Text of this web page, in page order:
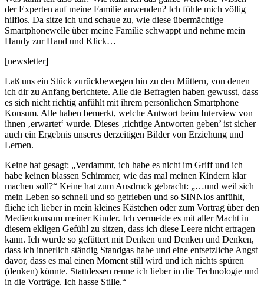
der Experten auf meine Familie anwenden? Ich fühle mich völlig
hilflos. Da sitze ich und schaue zu, wie diese übermächtige
Smartphonewelle über meine Familie schwappt und nehme mein
Handy zur Hand und Klick…
[newsletter]
Laß uns ein Stück zurückbewegen hin zu den Müttern, von denen
ich dir zu Anfang berichtete. Alle die Befragten haben gewusst, dass
es sich nicht richtig anfühlt mit ihrem persönlichen Smartphone
Konsum. Alle haben bemerkt, welche Antwort beim Interview von
ihnen ‚erwartet‘ wurde. Dieses ‚richtige Antworten geben’ ist sicher
auch ein Ergebnis unseres derzeitigen Bilder von Erziehung und
Lernen.
Keine hat gesagt: „Verdammt, ich habe es nicht im Griff und ich
habe keinen blassen Schimmer, wie das mal meinen Kindern klar
machen soll?“ Keine hat zum Ausdruck gebracht: „…und weil sich
mein Leben so schnell und so getrieben und so SINNlos anfühlt,
fliehe ich lieber in mein kleines Kästchen oder zum Vortrag über den
Medienkonsum meiner Kinder. Ich vermeide es mit aller Macht in
diesem ekligen Gefühl zu sitzen, dass ich diese Leere nicht ertragen
kann. Ich wurde so gefüttert mit Denken und Denken und Denken,
dass ich innerlich ständig Standgas habe und eine entsetzliche Angst
davor, dass es mal einen Moment still wird und ich nichts spüren
(denken) könnte. Stattdessen renne ich lieber in die Technologie und
in die Vorträge. Ich hasse Stille.“